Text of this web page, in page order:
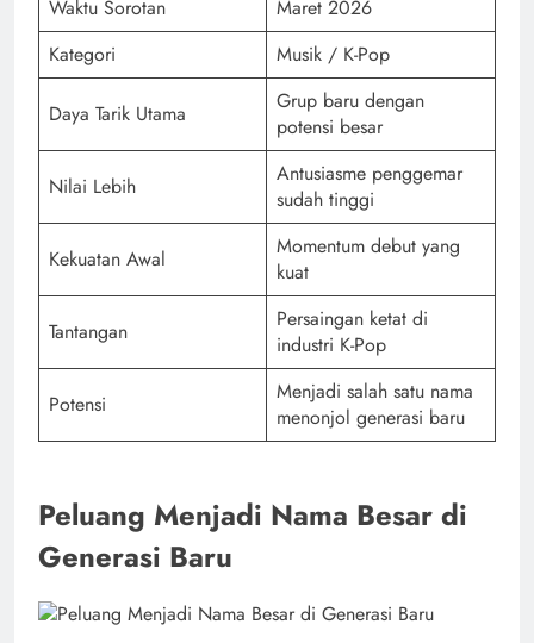
Waktu Sorotan
Maret 2026
Kategori
Musik / K-Pop
Daya Tarik Utama
Grup baru dengan
potensi besar
Nilai Lebih
Antusiasme penggemar
sudah tinggi
Kekuatan Awal
Momentum debut yang
kuat
Tantangan
Persaingan ketat di
industri K-Pop
Potensi
Menjadi salah satu nama
menonjol generasi baru
Peluang Menjadi Nama Besar di
Generasi Baru